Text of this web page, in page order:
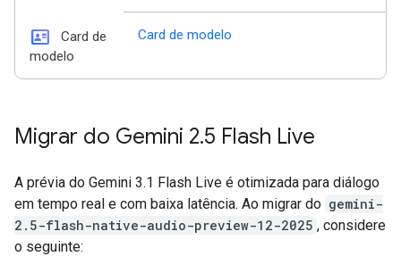
id_card
Card de
modelo
Card de modelo
Migrar do Gemini 2.5 Flash Live
A prévia do Gemini 3.1 Flash Live é otimizada para diálogo
em tempo real e com baixa latência. Ao migrar do gemini-
2.5-flash-native-audio-preview-12-2025 , considere
o seguinte: